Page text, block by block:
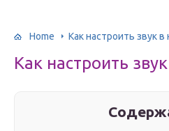
Home Как настроить звук в
Как настроить